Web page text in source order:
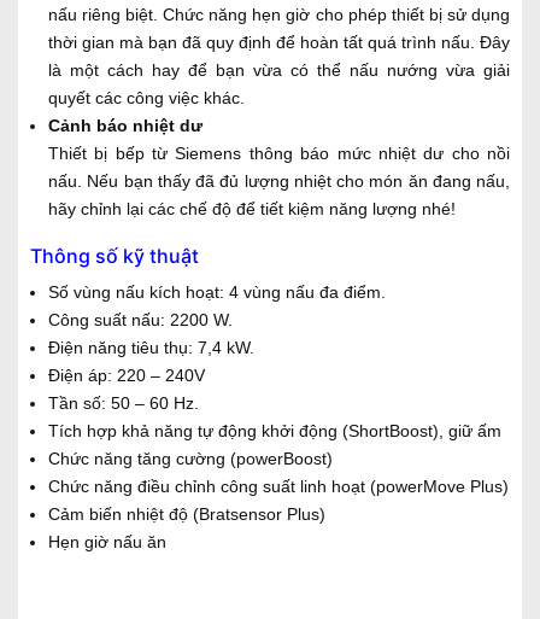
nấu riêng biệt. Chức năng hẹn giờ cho phép thiết bị sử dụng
thời gian mà bạn đã quy định để hoàn tất quá trình nấu. Đây
là một cách hay để bạn vừa có thể nấu nướng vừa giải
quyết các công việc khác.
Cảnh báo nhiệt dư
Thiết bị bếp từ Siemens thông báo mức nhiệt dư cho nồi
nấu. Nếu bạn thấy đã đủ lượng nhiệt cho món ăn đang nấu,
hãy chỉnh lại các chế độ để tiết kiệm năng lượng nhé!
Thông số kỹ thuật
Số vùng nấu kích hoạt: 4 vùng nấu đa điểm.
Công suất nấu: 2200 W.
Điện năng tiêu thụ: 7,4 kW.
Điện áp: 220 – 240V
Tần số: 50 – 60 Hz.
Tích hợp khả năng tự động khởi động (ShortBoost), giữ ấm
Chức năng tăng cường (powerBoost)
Chức năng điều chỉnh công suất linh hoạt (powerMove Plus)
Cảm biến nhiệt độ (Bratsensor Plus)
Hẹn giờ nấu ăn